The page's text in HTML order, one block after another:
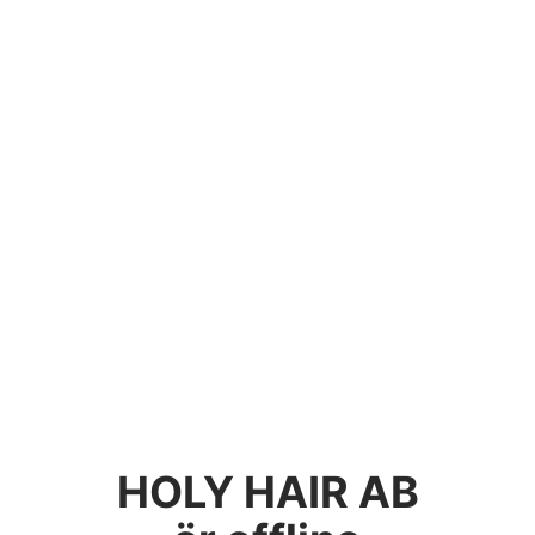
HOLY HAIR AB